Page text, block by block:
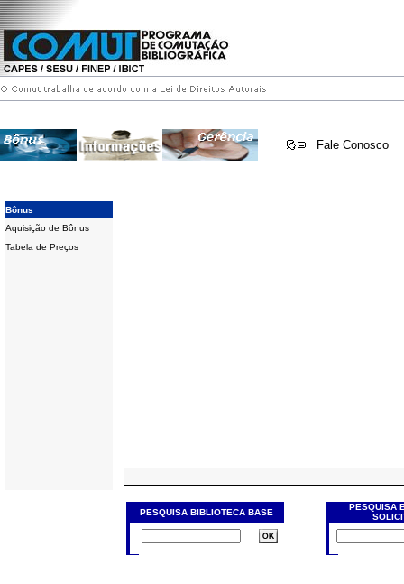
Fale Conosco
Bônus
Aquisição de Bônus
Tabela de Preços
PESQUISA BIBLIOTECA BASE
PESQUISA